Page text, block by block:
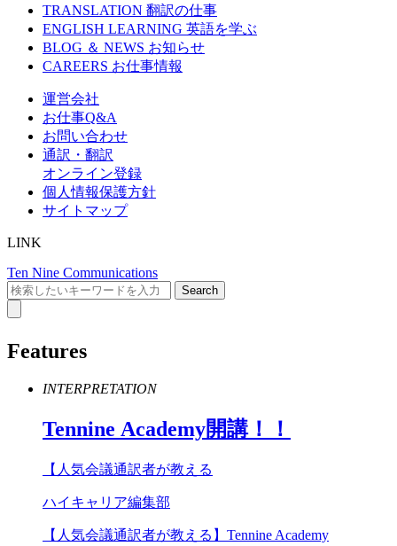
TRANSLATION 翻訳の仕事
ENGLISH LEARNING 英語を学ぶ
BLOG ＆ NEWS お知らせ
CAREERS お仕事情報
運営会社
お仕事Q&A
お問い合わせ
通訳・翻訳
オンライン登録
個人情報保護方針
サイトマップ
LINK
Ten Nine Communications
Features
INTERPRETATION
Tennine Academy開講！！
【人気会議通訳者が教える
ハイキャリア編集部
【人気会議通訳者が教える】Tennine Academy